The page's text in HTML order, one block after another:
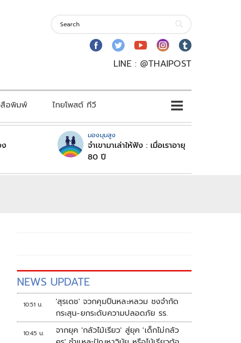
LINE : @THAIPOST
อพิมพ์ ไทยโพสต์ ทีวี
มองมุมสูง
จำเขามาเล่าให้ฟัง : เมื่อเราอายุ
80 ปี
NEWS UPDATE
10:51 น.
'สุรเดช' จวกคุมปืนหละหลวม ชงจำกัด
กระสุน-ยกระดับความปลอดภัย รร.
10:45 น.
จากยุค 'กลัวไม้เรียว' สู่ยุค 'เด็กไม่กลัว